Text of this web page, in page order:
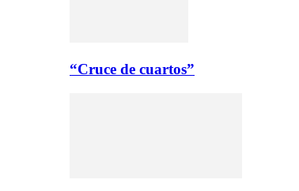
“Cruce de cuartos”